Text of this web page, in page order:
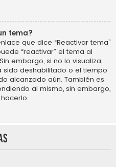
tema?
que dice “Reactivar tema”
“reactivar” el tema al
embargo, si no lo visualiza,
deshabilitado o el tiempo
alcanzado aún. También es
al mismo, sin embargo,